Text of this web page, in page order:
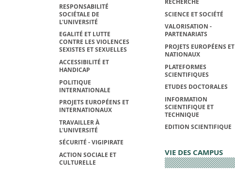
RESPONSABILITÉ
SOCIÉTALE DE
L'UNIVERSITÉ
EGALITÉ ET LUTTE
CONTRE LES VIOLENCES
SEXISTES ET SEXUELLES
ACCESSIBILITÉ ET
HANDICAP
POLITIQUE
INTERNATIONALE
PROJETS EUROPÉENS ET
INTERNATIONAUX
TRAVAILLER À
L'UNIVERSITÉ
SÉCURITÉ - VIGIPIRATE
ACTION SOCIALE ET
CULTURELLE
RECHERCHE
SCIENCE ET SOCIÉTÉ
VALORISATION -
PARTENARIATS
PROJETS EUROPÉENS ET
NATIONAUX
PLATEFORMES
SCIENTIFIQUES
ETUDES DOCTORALES
INFORMATION
SCIENTIFIQUE ET
TECHNIQUE
EDITION SCIENTIFIQUE
VIE DES CAMPUS